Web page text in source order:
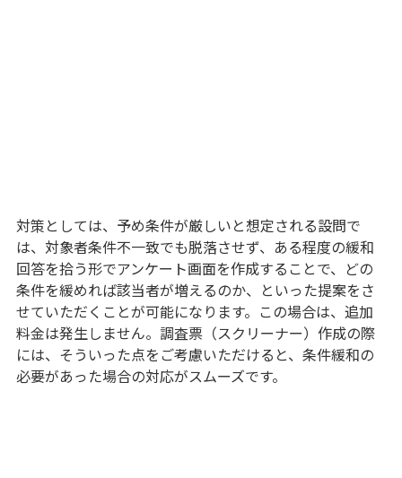
対策としては、予め条件が厳しいと想定される設問で
は、対象者条件不一致でも脱落させず、ある程度の緩和
回答を拾う形でアンケート画面を作成することで、どの
条件を緩めれば該当者が増えるのか、といった提案をさ
せていただくことが可能になります。この場合は、追加
料金は発生しません。調査票（スクリーナー）作成の際
には、そういった点をご考慮いただけると、条件緩和の
必要があった場合の対応がスムーズです。